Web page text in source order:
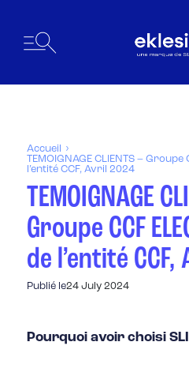
Accueil
TEMOIGNAGE CLIENTS – Groupe
l’entité CCF, Avril 2024
TEMOIGNAGE
Groupe CCF
de l’entité
Publié le24 July 2024
Pourquoi avoir choisi